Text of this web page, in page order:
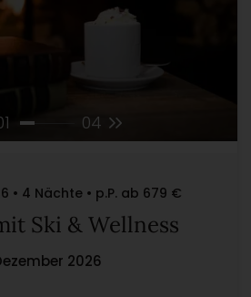
04
• 4 Nächte • p.P. ab 679 €
Ski & Wellness
2026